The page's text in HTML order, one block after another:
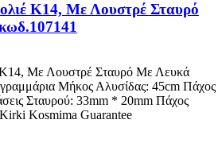
Κ14, Με Λουστρέ Σταυρό
Κ14, Με Λουστρέ Σταυρό Με Λευκά
Μήκος Αλυσίδας: 45cm Πάχος
Σταυρού: 33mm * 20mm Πάχος
Kosmima Guarantee